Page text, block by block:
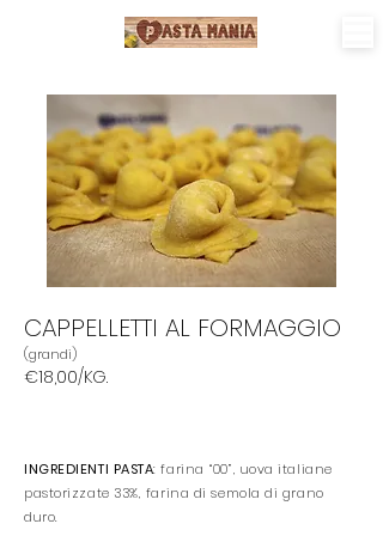
CAPPELLETTI AL FORMAGGIO
(grandi)
€18,00/KG.
INGREDIENTI PASTA: farina “00”, uova italiane
pastorizzate 33%, farina di semola di grano
duro.